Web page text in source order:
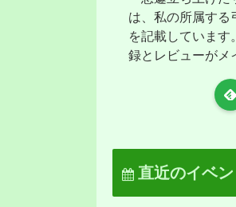
は、私の所属する
を記載しています
録とレビューがメ
直近のイベン